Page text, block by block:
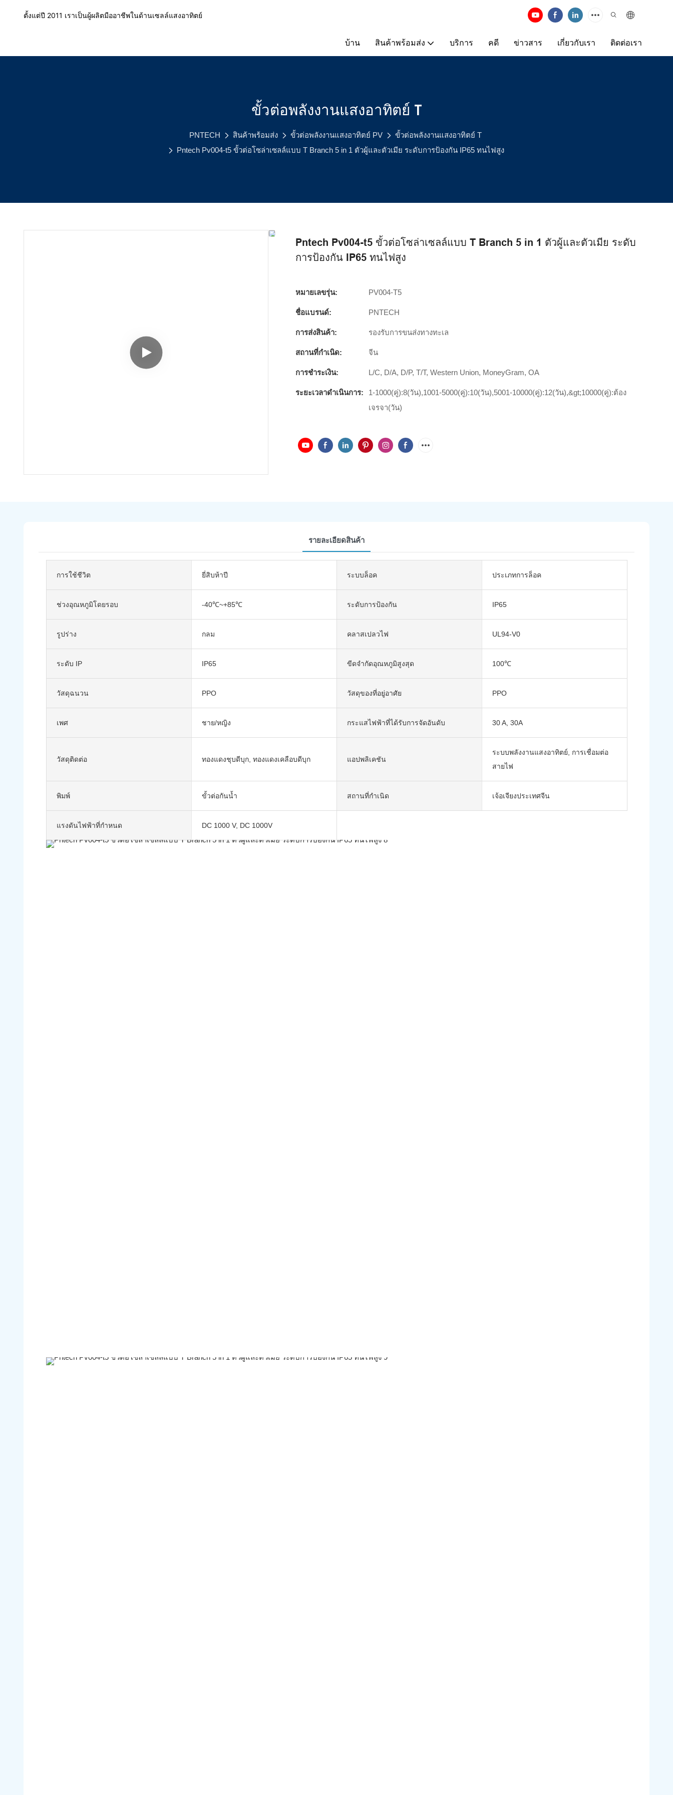
ตั้งแต่ปี 2011 เราเป็นผู้ผลิตมืออาชีพในด้านเซลล์แสงอาทิตย์
บ้าน สินค้าพร้อมส่ง บริการ คดี ข่าวสาร เกี่ยวกับเรา ติดต่อเรา
ขั้วต่อพลังงานแสงอาทิตย์ T
PNTECH สินค้าพร้อมส่ง ขั้วต่อพลังงานแสงอาทิตย์ PV
ขั้วต่อพลังงานแสงอาทิตย์ T
Pntech Pv004-t5 ขั้วต่อโซล่าเซลล์แบบ T Branch 5 in 1 ตัวผู้และตัวเมีย ระดับการป้องกัน IP65 ทนไฟสูง
Pntech Pv004-t5 ขั้วต่อโซล่าเซลล์แบบ T Branch 5 in 1 ตัวผู้และตัวเมีย ระดับ
การป้องกัน IP65 ทนไฟสูง
หมายเลขรุ่น: PV004-T5
ชื่อแบรนด์: PNTECH
การส่งสินค้า: รองรับการขนส่งทางทะเล
สถานที่กำเนิด: จีน
การชำระเงิน: L/C, D/A, D/P, T/T, Western Union, MoneyGram, OA
ระยะเวลาดำเนินการ:
1-1000(คู่):8(วัน),1001-5000(คู่):10(วัน),5001-10000(คู่):12(วัน),&gt;10000(คู่):ต้อง
เจรจา(วัน)
รายละเอียดสินค้า
การใช้ชีวิต ยี่สิบห้าปี ระบบล็อค ประเภทการล็อค
ช่วงอุณหภูมิโดยรอบ -40℃~+85℃ ระดับการป้องกัน IP65
รูปร่าง กลม คลาสเปลวไฟ UL94-V0
ระดับ IP IP65 ขีดจำกัดอุณหภูมิสูงสุด 100℃
วัสดุฉนวน PPO วัสดุของที่อยู่อาศัย PPO
เพศ ชาย/หญิง กระแสไฟฟ้าที่ได้รับการจัดอันดับ 30 A, 30A
วัสดุติดต่อ ทองแดงชุบดีบุก, ทองแดงเคลือบดีบุก แอปพลิเคชัน
ระบบพลังงานแสงอาทิตย์, การเชื่อมต่อ
สายไฟ
พิมพ์ ขั้วต่อกันน้ำ สถานที่กำเนิด เจ้อเจียงประเทศจีน
แรงดันไฟฟ้าที่กำหนด DC 1000 V, DC 1000V